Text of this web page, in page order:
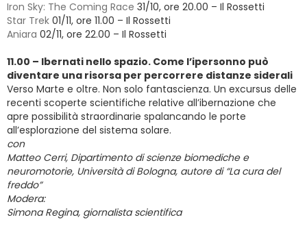
Iron Sky: The Coming Race 31/10, ore 20.00 – Il Rossetti
Star Trek 01/11, ore 11.00 – Il Rossetti
Aniara 02/11, ore 22.00 – Il Rossetti
11.00 – Ibernati nello spazio. Come l’ipersonno può
diventare una risorsa per percorrere distanze siderali
Verso Marte e oltre. Non solo fantascienza. Un excursus delle
recenti scoperte scientifiche relative all’ibernazione che
apre possibilità straordinarie spalancando le porte
all’esplorazione del sistema solare.
con
Matteo Cerri, Dipartimento di scienze biomediche e
neuromotorie, Università di Bologna, autore di “La cura del
freddo”
Modera:
Simona Regina, giornalista scientifica